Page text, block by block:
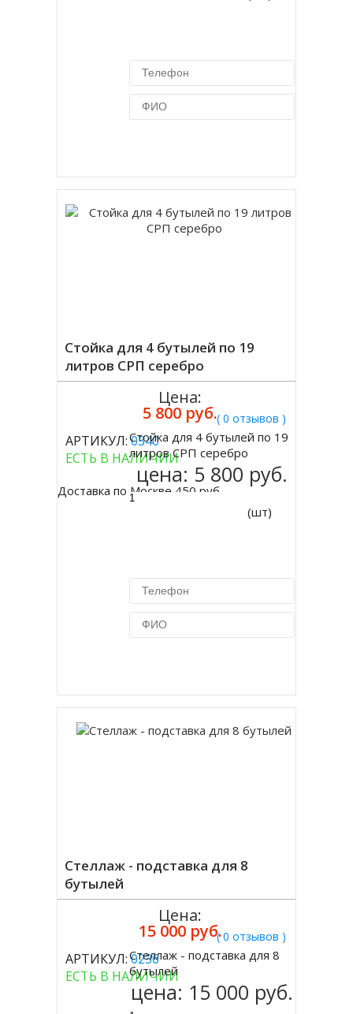
Стойка для 4 бутылей по 19
литров СРП серебро
( 0 отзывов )
АРТИКУЛ:0340
ЕСТЬ В НАЛИЧИИ
Доставка по Москве 450 руб.
Цена:
5 800 руб.
Купить
Стойка для 4 бутылей по 19
литров СРП серебро
цена: 5 800 руб.
(шт)
Стеллаж - подставка для 8
бутылей
( 0 отзывов )
АРТИКУЛ:0236
ЕСТЬ В НАЛИЧИИ
Цена:
15 000 руб.
Купить
Стеллаж - подставка для 8
бутылей
цена: 15 000 руб.